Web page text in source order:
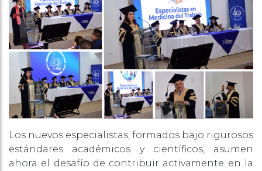
Los nuevos especialistas, formados bajo rigurosos
estándares académicos y científicos, asumen
ahora el desafío de contribuir activamente en la